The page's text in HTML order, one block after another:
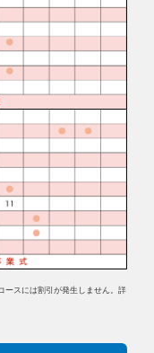
ースには割引が発生しません。詳